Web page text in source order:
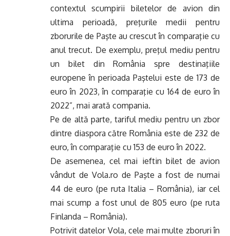
contextul scumpirii biletelor de avion din
ultima perioadă, preţurile medii pentru
zborurile de Paşte au crescut în comparaţie cu
anul trecut. De exemplu, preţul mediu pentru
un bilet din România spre destinaţiile
europene în perioada Paştelui este de 173 de
euro în 2023, în comparaţie cu 164 de euro în
2022”, mai arată compania.
Pe de altă parte, tariful mediu pentru un zbor
dintre diaspora către România este de 232 de
euro, în comparaţie cu 153 de euro în 2022.
De asemenea, cel mai ieftin bilet de avion
vândut de Vola.ro de Paşte a fost de numai
44 de euro (pe ruta Italia – România), iar cel
mai scump a fost unul de 805 euro (pe ruta
Finlanda – România).
Potrivit datelor Vola, cele mai multe zboruri în